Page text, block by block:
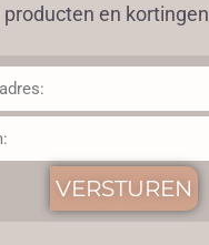
producten en kortingen
VERSTUREN